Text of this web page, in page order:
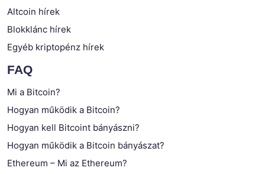
Altcoin hírek
Blokklánc hírek
Egyéb kriptopénz hírek
FAQ
Mi a Bitcoin?
Hogyan működik a Bitcoin?
Hogyan kell Bitcoint bányászni?
Hogyan működik a Bitcoin bányászat?
Ethereum – Mi az Ethereum?